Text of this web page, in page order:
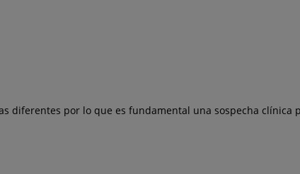
diferentes por lo que es fundamental una sospecha clínica